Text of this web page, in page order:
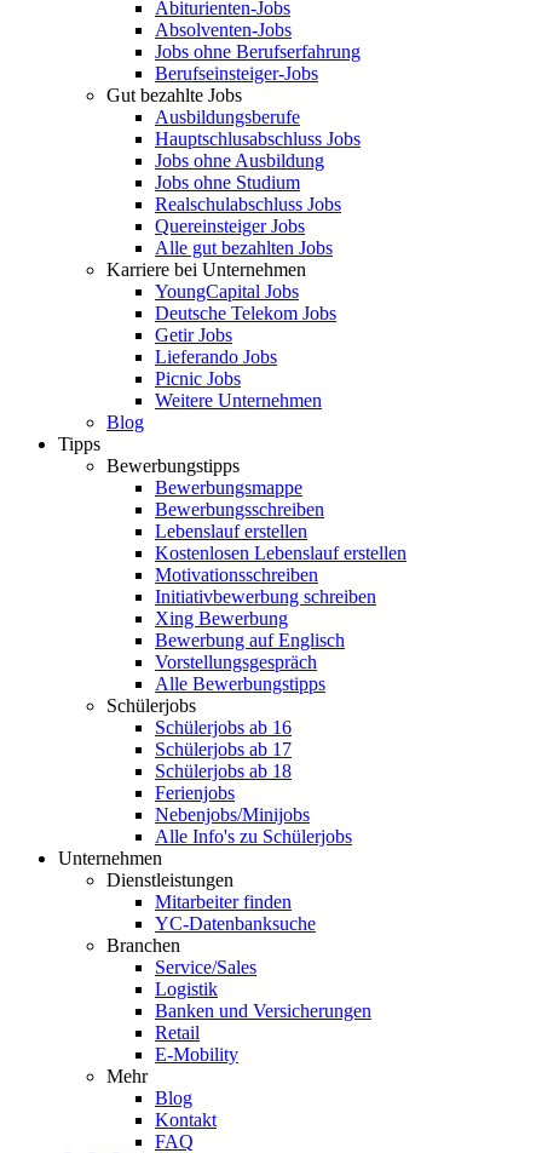
Abiturienten-Jobs
Absolventen-Jobs
Jobs ohne Berufserfahrung
Berufseinsteiger-Jobs
Gut bezahlte Jobs
Ausbildungsberufe
Hauptschlusabschluss Jobs
Jobs ohne Ausbildung
Jobs ohne Studium
Realschulabschluss Jobs
Quereinsteiger Jobs
Alle gut bezahlten Jobs
Karriere bei Unternehmen
YoungCapital Jobs
Deutsche Telekom Jobs
Getir Jobs
Lieferando Jobs
Picnic Jobs
Weitere Unternehmen
Blog
Tipps
Bewerbungstipps
Bewerbungsmappe
Bewerbungsschreiben
Lebenslauf erstellen
Kostenlosen Lebenslauf erstellen
Motivationsschreiben
Initiativbewerbung schreiben
Xing Bewerbung
Bewerbung auf Englisch
Vorstellungsgespräch
Alle Bewerbungstipps
Schülerjobs
Schülerjobs ab 16
Schülerjobs ab 17
Schülerjobs ab 18
Ferienjobs
Nebenjobs/Minijobs
Alle Info's zu Schülerjobs
Unternehmen
Dienstleistungen
Mitarbeiter finden
YC-Datenbanksuche
Branchen
Service/Sales
Logistik
Banken und Versicherungen
Retail
E-Mobility
Mehr
Blog
Kontakt
FAQ